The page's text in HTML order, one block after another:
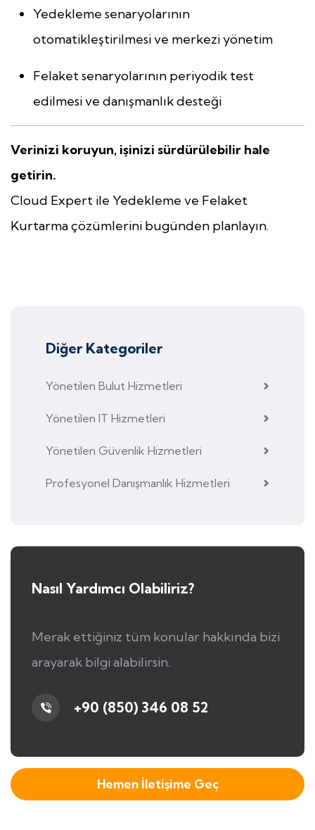
Yedekleme senaryolarının
otomatikleştirilmesi ve merkezi yönetim
Felaket senaryolarının periyodik test
edilmesi ve danışmanlık desteği
Verinizi koruyun, işinizi sürdürülebilir hale
getirin.
Cloud Expert ile Yedekleme ve Felaket
Kurtarma çözümlerini bugünden planlayın.
Diğer Kategoriler
Yönetilen Bulut Hizmetleri
Yönetilen IT Hizmetleri
Yönetilen Güvenlik Hizmetleri
Profesyonel Danışmanlık Hizmetleri
Nasıl Yardımcı Olabiliriz?
Merak ettiğiniz tüm konular hakkında bizi
arayarak bilgi alabilirsin.
+90 (850) 346 08 52
Hemen İletişime Geç